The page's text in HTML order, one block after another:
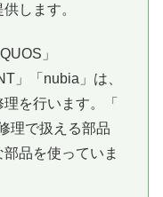
します。
」
」「nubia」は、
を行います。「
理で扱える部品
品を使っていま